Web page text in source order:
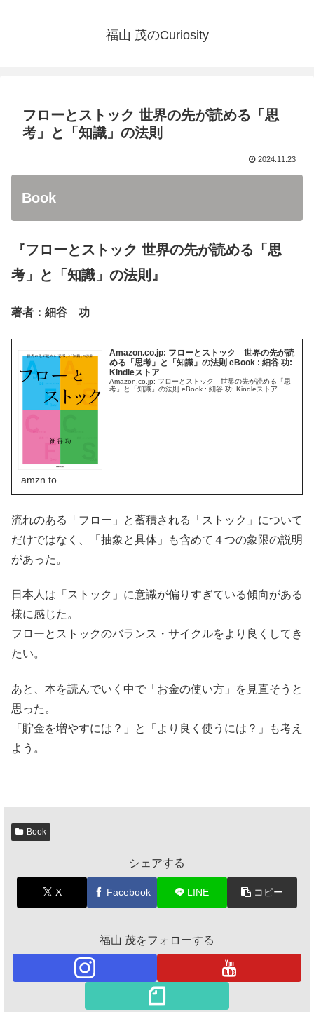
福山 茂のCuriosity
フローとストック 世界の先が読める「思
考」と「知識」の法則
2024.11.23
Book
『フローとストック 世界の先が読める「思
考」と「知識」の法則』
著者：細谷 功
Amazon.co.jp: フローとストック 世界の先が読
める「思考」と「知識」の法則 eBook : 細谷 功:
Kindleストア
Amazon.co.jp: フローとストック 世界の先が読める「思
考」と「知識」の法則 eBook : 細谷 功: Kindleストア
amzn.to
流れのある「フロー」と蓄積される「ストック」について
だけではなく、「抽象と具体」も含めて４つの象限の説明
があった。
日本人は「ストック」に意識が偏りすぎている傾向がある
様に感じた。
フローとストックのバランス・サイクルをより良くしてき
たい。
あと、本を読んでいく中で「お金の使い方」を見直そうと
思った。
「貯金を増やすには？」と「より良く使うには？」も考え
よう。
Book
シェアする
X Facebook LINE コピー
福山 茂をフォローする